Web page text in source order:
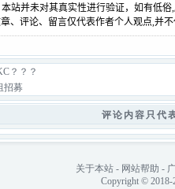
？？？
招募
评论内容只代
关于本站- 网站帮助 -
Copyright ©